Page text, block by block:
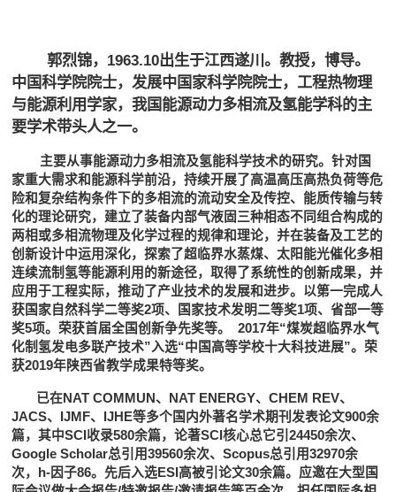
郭烈锦，1963.10出生于江西遂川。教授，博导。
中国科学院院士，发展中国家科学院院士，工程热物理
与能源利用学家，我国能源动力多相流及氢能学科的主
要学术带头人之一。
主要从事能源动力多相流及氢能科学技术的研究。针对国
家重大需求和能源科学前沿，持续开展了高温高压高热负荷等危
险和复杂结构条件下的多相流的流动安全及传控、能质传输与转
化的理论研究，建立了装备内部气液固三种相态不同组合构成的
两相或多相流物理及化学过程的规律和理论，并在装备及工艺的
创新设计中运用深化，探索了超临界水蒸煤、太阳能光催化多相
连续流制氢等能源利用的新途径，取得了系统性的创新成果，并
应用于工程实际，推动了产业技术的发展和进步。以第一完成人
获国家自然科学二等奖2项、国家技术发明二等奖1项、省部一等
奖5项。荣获首届全国创新争先奖等。 2017年“煤炭超临界水气
化制氢发电多联产技术”入选“中国高等学校十大科技进展”。荣
获2019年陕西省教学成果特等奖。
已在NAT COMMUN、NAT ENERGY、CHEM REV、
JACS、IJMF、IJHE等多个国内外著名学术期刊发表论文900余
篇，其中SCI收录580余篇，论著SCI核心总它引24450余次、
Google Scholar总引用39560余次、Scopus总引用32970余
次，h-因子86。先后入选ESI高被引论文30余篇。应邀在大型国